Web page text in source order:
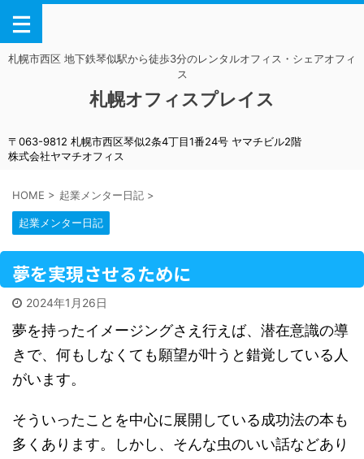
札幌市西区 地下鉄琴似駅から徒歩3分のレンタルオフィス・シェアオフィ
ス
札幌オフィスプレイス
〒063-9812 札幌市西区琴似2条4丁目1番24号 ヤマチビル2階
株式会社ヤマチオフィス
HOME > 起業メンター日記 >
起業メンター日記
夢を実現させるために
2024年1月26日
夢を持ったイメージングさえ行えば、潜在意識の導
きで、何もしなくても願望が叶うと錯覚している人
がいます。
そういったことを中心に展開している成功法の本も
多くあります。しかし、そんな虫のいい話などあり